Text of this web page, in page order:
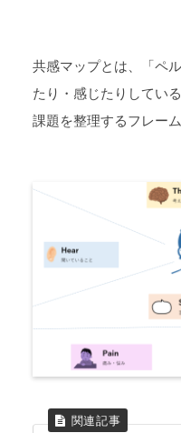
共感マップとは、「ペ
たり・感じたりしてい
課題を整理するフレー